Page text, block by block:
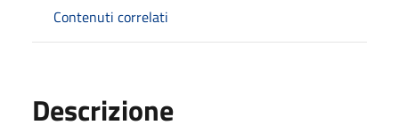
Contenuti correlati
Descrizione